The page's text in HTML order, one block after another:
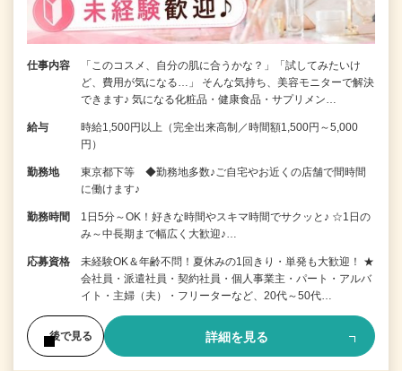
仕事内容
「このコスメ、自分の肌に合うかな？」「試してみたいけ
ど、費用が気になる…」 そんな気持ち、美容モニターで解決
できます♪ 気になる化粧品・健康食品・サプリメン…
給与
時給1,500円以上（完全出来高制／時間額1,500円～5,000
円）
勤務地
東京都下等 ◆勤務地多数♪ご自宅やお近くの店舗で間時間
に働けます♪
勤務時間
1日5分～OK！好きな時間やスキマ時間でサクッと♪ ☆1日の
み～中長期まで幅広く大歓迎♪…
応募資格
未経験OK＆年齢不問！夏休みの1回きり・単発も大歓迎！ ★
会社員・派遣社員・契約社員・個人事業主・パート・アルバ
イト・主婦（夫）・フリーターなど、20代～50代…
後で見る 詳細を見る